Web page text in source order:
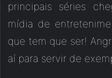
principais séries
mídia de
que tem que ser!
aí para servir de